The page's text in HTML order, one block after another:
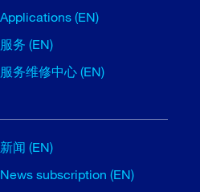
Applications (EN)
服务 (EN)
服务维修中心 (EN)
新闻 (EN)
News subscription (EN)